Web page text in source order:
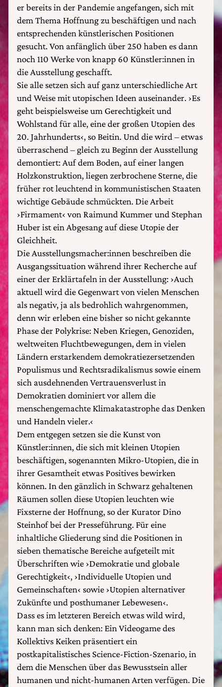
er bereits in der Pandemie angefangen, sich mit
dem Thema Hoffnung zu beschäftigen und nach
entsprechenden künstlerischen Positionen
gesucht. Von anfänglich über 250 haben es dann
noch 110 Werke von knapp 60 Künstler:innen in
die Ausstellung geschafft.
Sie alle setzen sich auf ganz unterschiedliche Art
und Weise mit utopischen Ideen auseinander. ›Es
geht beispielsweise um Gerechtigkeit und
Wohlstand für alle, eine der großen Utopien des
20. Jahrhunderts‹, so Beitin. Und die wird – etwas
überraschend – gleich zu Beginn der Ausstellung
demontiert: Auf dem Boden, auf einer langen
Holzkonstruktion, liegen zerbrochene Sterne, die
früher rot leuchtend in kommunistischen Staaten
wichtige Gebäude schmückten. Die Arbeit
›Firmament‹ von Raimund Kummer und Stephan
Huber ist ein Abgesang auf diese Utopie der
Gleichheit.
Die Ausstellungsmacher:innen beschreiben die
Ausgangssituation während ihrer Recherche auf
einer der Erklärtafeln in der Ausstellung: ›Auch
aktuell wird die Gegenwart von vielen Menschen
als negativ, ja als bedrohlich wahrgenommen,
denn wir erleben eine bisher so nicht gekannte
Phase der Polykrise: Neben Kriegen, Genoziden,
weltweiten Fluchtbewegungen, dem in vielen
Ländern erstarkendem demokratiezersetzenden
Populismus und Rechtsradikalismus sowie einem
sich ausdehnenden Vertrauensverlust in
Demokratien dominiert vor allem die
menschengemachte Klimakatastrophe das Denken
und Handeln vieler.‹
Dem entgegen setzen sie die Kunst von
Künstler:innen, die sich mit kleinen Utopien
beschäftigen, sogenannten Mikro-Utopien, die in
ihrer Gesamtheit etwas Positives bewirken
können. In den gänzlich in Schwarz gehaltenen
Räumen sollen diese Utopien leuchten wie
Fixsterne der Hoffnung, so der Kurator Dino
Steinhof bei der Presseführung. Für eine
inhaltliche Gliederung sind die Positionen in
sieben thematische Bereiche aufgeteilt mit
Überschriften wie ›Demokratie und globale
Gerechtigkeit‹, ›Individuelle Utopien und
Gemeinschaften‹ sowie ›Utopien alternativer
Zukünfte und posthumaner Lebewesen‹.
Dass es im letzteren Bereich etwas wild wird,
kann man sich denken: Ein Videogame des
Kollektivs Keiken präsentiert ein
postkapitalistisches Science-Fiction-Szenario, in
dem die Menschen über das Bewusstsein aller
humanen und nicht-humanen Arten verfügen. Die